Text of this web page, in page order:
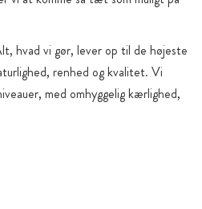
hvad vi gør, lever op til de højeste
renhed og kvalitet. Vi
med omhyggelig kærlighed,